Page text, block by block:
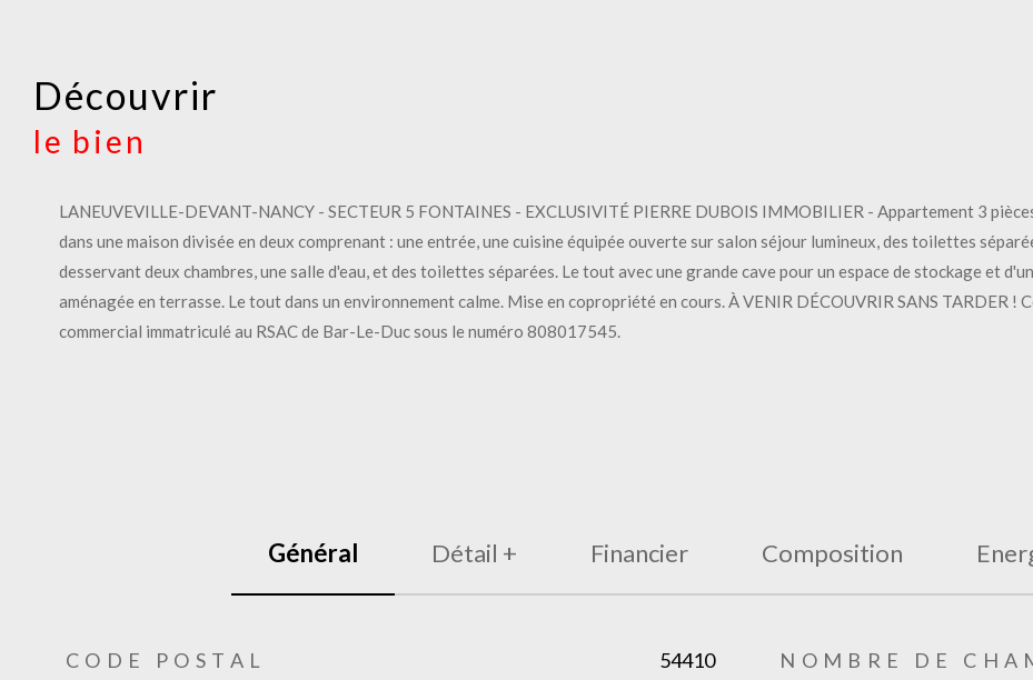
découvrir
le bien
LANEUVEVILLE-DEVANT-NANCY - SECTEUR 5 FONTAINES - EXCLUSIVITÉ PIERRE DUBOIS IMMOBILIER - Appartement 3
dans une maison divisée en deux comprenant : une entrée, une cuisine équipée ouverte sur salon séjour lumineux, des toilettes
desservant deux chambres, une salle d'eau, et des toilettes séparées. Le tout avec une grande cave pour un espace de stockage et
aménagée en terrasse. Le tout dans un environnement calme. Mise en copropriété en cours. À VENIR DÉCOUVRIR SANS TARDER
commercial immatriculé au RSAC de Bar-Le-Duc sous le numéro 808017545.
Général Détail + Financier Composition
TRAD_ZEPHYR_Caracteristique
CODE POSTAL 54410 NOMBRE DE